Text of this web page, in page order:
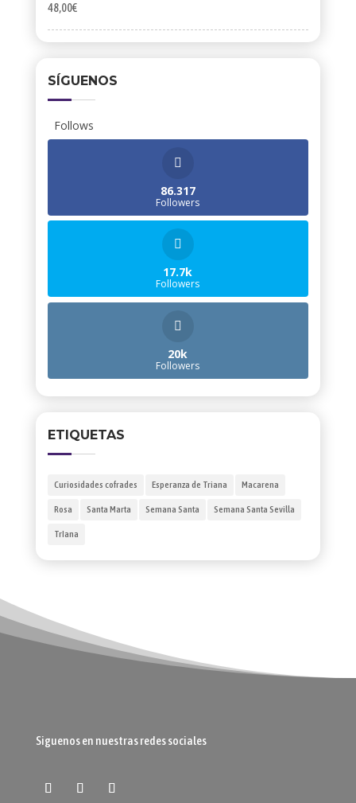
Valorado con
48,00€
SÍGUENOS
Follows
86.317
Followers
17.7k
Followers
20k
Followers
ETIQUETAS
Curiosidades cofrades Esperanza de Triana Macarena
Rosa Santa Marta Semana Santa Semana Santa Sevilla
TrIana
Siguenos en nuestras redes sociales